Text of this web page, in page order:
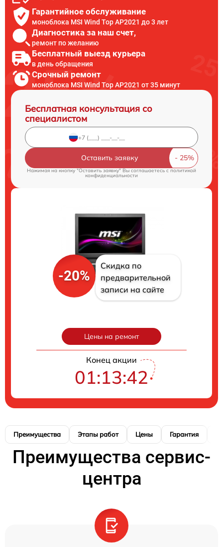
Гарантийное обслуживание
моноблока MSI Wind Top AP2021 до 3 лет
Диагностика за наш счет,
ремонт по желанию
Бесплатный выезд курьера
в день обращения
Срочный ремонт
моноблока MSI Wind Top AP2021 от 35 минут
Бесплатная консультация со
специалистом
Оставить заявку
Нажимая на кнопку "Оставить заявку" Вы соглашаетесь cполитикой
конфиденциальности
-20%
Скидка по
предварительной
записи на сайте
Цены на ремонт
Конец акции
01:13:41
Преимущества Этапы работ Цены Гарантия
Преимущества сервис-
центра